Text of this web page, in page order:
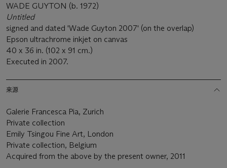
WADE GUYTON (b. 1972)
Untitled
signed and dated 'Wade Guyton 2007' (on the overlap)
Epson ultrachrome inkjet on canvas
40 x 36 in. (102 x 91 cm.)
Executed in 2007.
来源
Galerie Francesca Pia, Zurich
Private collection
Emily Tsingou Fine Art, London
Private collection, Belgium
Acquired from the above by the present owner, 2011